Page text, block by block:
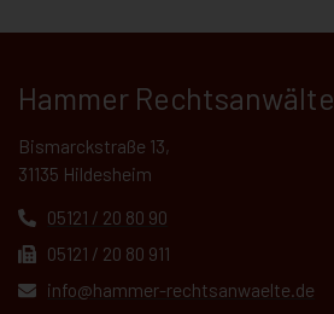
Hammer Rechtsanwälte
Bismarckstraße 13,
31135 Hildesheim
05121 / 20 80 90
05121 / 20 80 911
info@hammer-rechtsanwaelte.de